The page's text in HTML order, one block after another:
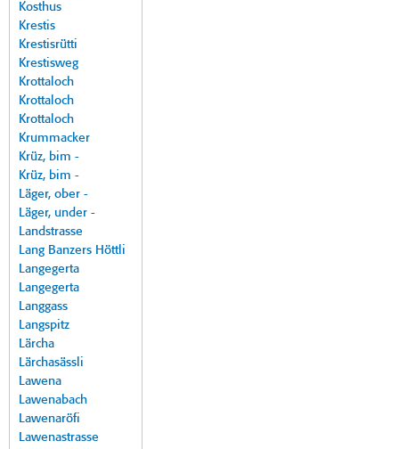
Kosthus
Krestis
Krestisrütti
Krestisweg
Krottaloch
Krottaloch
Krottaloch
Krummacker
Krüz, bim -
Krüz, bim -
Läger, ober -
Läger, under -
Landstrasse
Lang Banzers Höttli
Langegerta
Langegerta
Langgass
Langspitz
Lärcha
Lärchasässli
Lawena
Lawenabach
Lawenaröfi
Lawenastrasse